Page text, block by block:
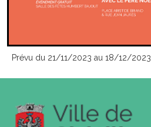
Prévu du 21/11/2023 au 18/12/2023.